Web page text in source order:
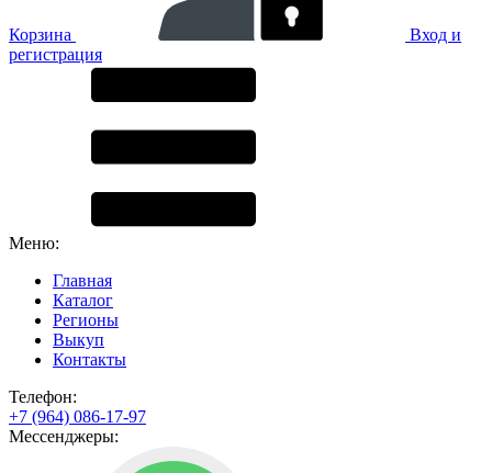
Корзина
Вход и
регистрация
Меню:
Главная
Каталог
Регионы
Выкуп
Контакты
Телефон:
+7 (964) 086-17-97
Мессенджеры: